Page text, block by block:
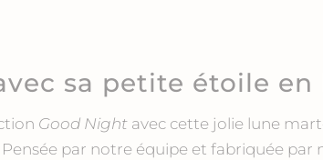
sa petite étoile en
Good Night avec cette jolie lune
par notre équipe et fabriquée par